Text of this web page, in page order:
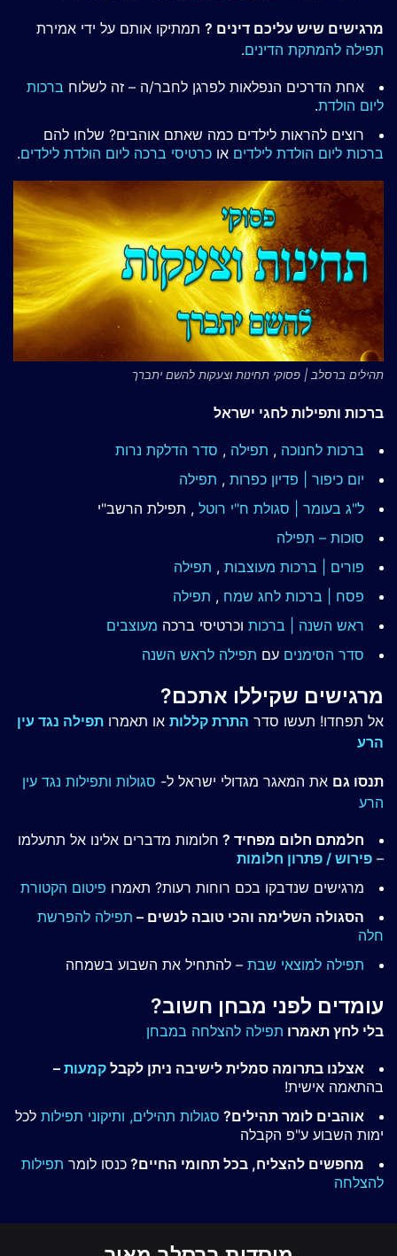
מרגישים שיש עליכם דינים ? תמתיקו אותם על ידי אמירת
תפילה להמתקת הדינים.
אחת הדרכים הנפלאות לפרגן לחבר/ה – זה לשלוח ברכות
ליום הולדת.
רוצים להראות לילדים כמה שאתם אוהבים? שלחו להם
ברכות ליום הולדת לילדים או כרטיסי ברכה ליום הולדת לילדים.
תהילים ברסלב | פסוקי תחינות וצעקות להשם יתברך
ברכות ותפילות לחגי ישראל
ברכות לחנוכה , תפילה , סדר הדלקת נרות
יום כיפור | פדיון כפרות , תפילה
ל"ג בעומר | סגולת ח"י רוטל , תפילת הרשב"י
סוכות – תפילה
פורים | ברכות מעוצבות , תפילה
פסח | ברכות לחג שמח , תפילה
ראש השנה | ברכות וכרטיסי ברכה מעוצבים
סדר הסימנים עם תפילה לראש השנה
מרגישים שקיללו אתכם?
אל תפחדו! תעשו סדר התרת קללות או תאמרו תפילה נגד עין
הרע
תנסו גם את המאגר מגדולי ישראל ל- סגולות ותפילות נגד עין
הרע
חלמתם חלום מפחיד ? חלומות מדברים אלינו אל תתעלמו
– פירוש / פתרון חלומות
מרגישים שנדבקו בכם רוחות רעות? תאמרו פיטום הקטורת
הסגולה השלימה והכי טובה לנשים – תפילה להפרשת
חלה
תפילה למוצאי שבת – להתחיל את השבוע בשמחה
עומדים לפני מבחן חשוב?
בלי לחץ תאמרו תפילה להצלחה במבחן
אצלנו בתרומה סמלית לישיבה ניתן לקבל קמעות –
בהתאמה אישית!
אוהבים לומר תהילים? סגולות תהילים, ותיקוני תפילות לכל
ימות השבוע ע"פ הקבלה
מחפשים להצליח, בכל תחומי החיים? כנסו לומר תפילות
להצלחה